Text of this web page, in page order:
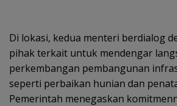
Di lokasi, kedua menteri berdialog
pihak terkait untuk mendengar
perkembangan pembangunan
seperti perbaikan hunian dan
Pemerintah menegaskan